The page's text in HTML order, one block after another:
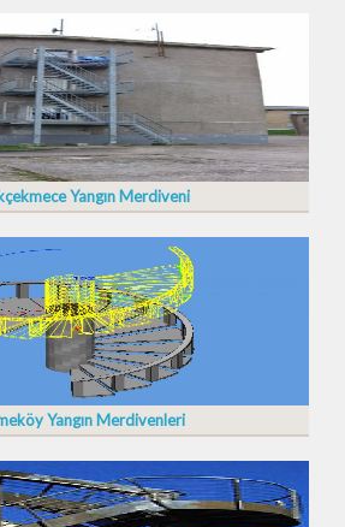
Yangın Merdiveni
Yangın Merdivenleri